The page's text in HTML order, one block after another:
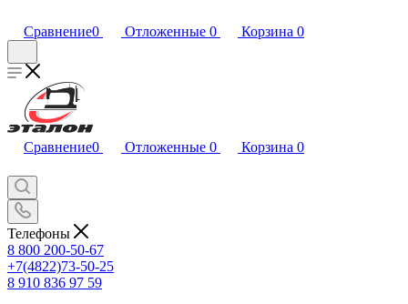
Сравнение0 Отложенные 0 Корзина 0
Сравнение0 Отложенные 0 Корзина 0
Телефоны
8 800 200-50-67
+7(4822)73-50-25
8 910 836 97 59